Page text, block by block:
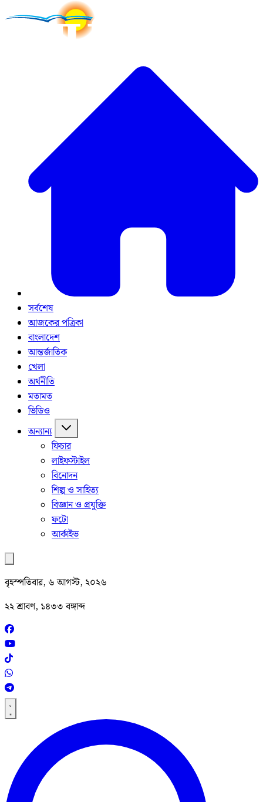
সর্বশেষ
আজকের পত্রিকা
বাংলাদেশ
আন্তর্জাতিক
খেলা
অর্থনীতি
মতামত
ভিডিও
অন্যান্য
ফিচার
লাইফস্টাইল
বিনোদন
শিল্প ও সাহিত্য
বিজ্ঞান ও প্রযুক্তি
ফটো
আর্কাইভ
বৃহস্পতিবার, ৬ আগস্ট, ২০২৬
২২ শ্রাবণ, ১৪৩৩ বঙ্গাব্দ